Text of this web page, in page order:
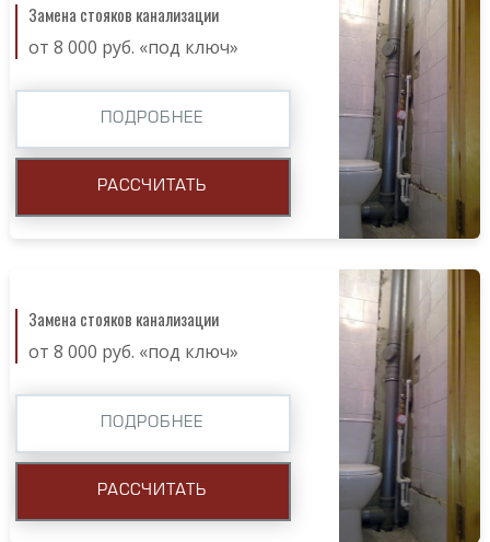
Замена стояков канализации
от 8 000 руб. «под ключ»
ПОДРОБНЕЕ
РАССЧИТАТЬ
Замена стояков канализации
от 8 000 руб. «под ключ»
ПОДРОБНЕЕ
РАССЧИТАТЬ